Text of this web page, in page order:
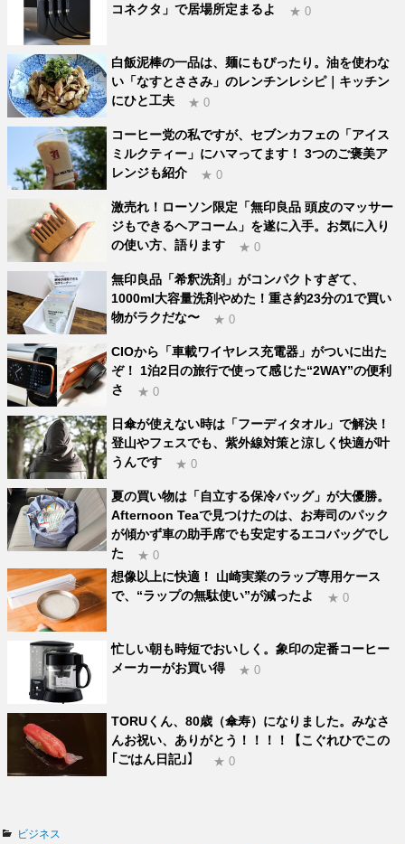
コネクタ」で居場所定まるよ
★ 0
白飯泥棒の一品は、麺にもぴったり。油を使わな
い「なすとささみ」のレンチンレシピ｜キッチン
にひと工夫
★ 0
コーヒー党の私ですが、セブンカフェの「アイス
ミルクティー」にハマってます！ 3つのご褒美ア
レンジも紹介
★ 0
激売れ！ローソン限定「無印良品 頭皮のマッサー
ジもできるヘアコーム」を遂に入手。お気に入り
の使い方、語ります
★ 0
無印良品「希釈洗剤」がコンパクトすぎて、
1000ml大容量洗剤やめた！重さ約23分の1で買い
物がラクだな〜
★ 0
CIOから「車載ワイヤレス充電器」がついに出た
ぞ！ 1泊2日の旅行で使って感じた“2WAY”の便利
さ
★ 0
日傘が使えない時は「フーディタオル」で解決！
登山やフェスでも、紫外線対策と涼しく快適が叶
うんです
★ 0
夏の買い物は「自立する保冷バッグ」が大優勝。
Afternoon Teaで見つけたのは、お寿司のパック
が傾かず車の助手席でも安定するエコバッグでし
た
★ 0
想像以上に快適！ 山崎実業のラップ専用ケース
で、“ラップの無駄使い”が減ったよ
★ 0
忙しい朝も時短でおいしく。象印の定番コーヒー
メーカーがお買い得
★ 0
TORUくん、80歳（傘寿）になりました。みなさ
んお祝い、ありがとう！！！！【こぐれひでこの
｢ごはん日記｣】
★ 0
カ
ビジネス